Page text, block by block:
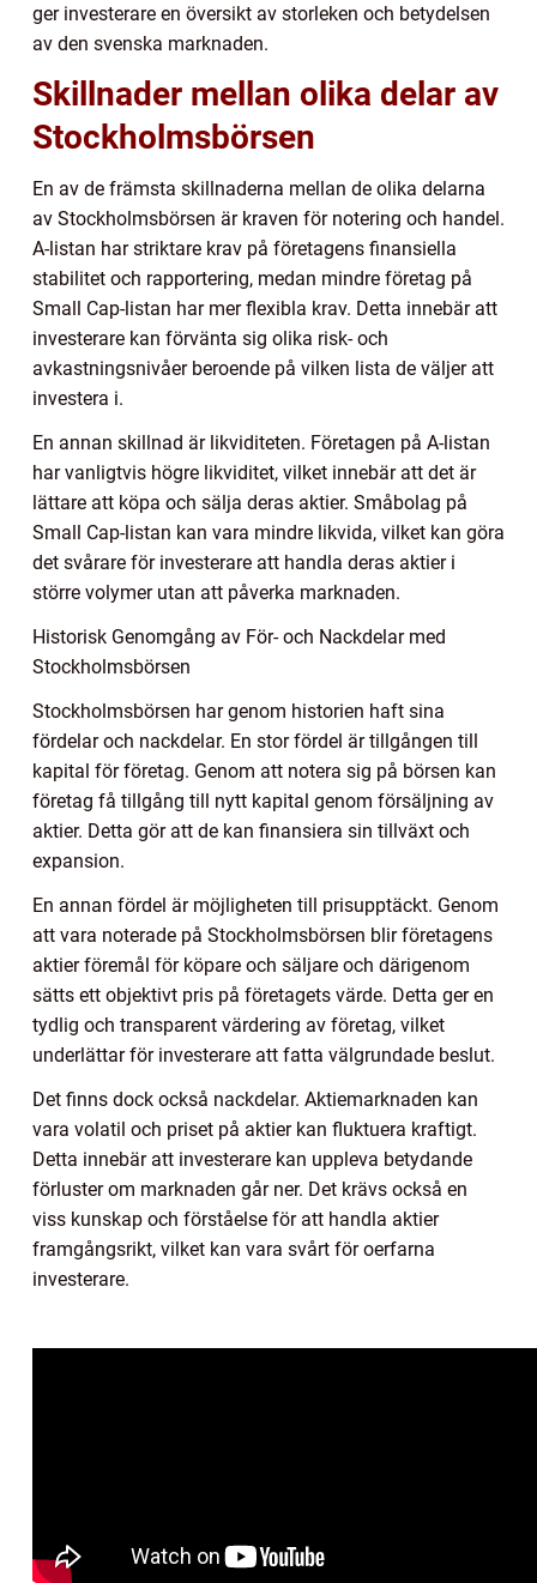
ger investerare en översikt av storleken och betydelsen
av den svenska marknaden.
Skillnader mellan olika delar av
Stockholmsbörsen
En av de främsta skillnaderna mellan de olika delarna
av Stockholmsbörsen är kraven för notering och handel.
A-listan har striktare krav på företagens finansiella
stabilitet och rapportering, medan mindre företag på
Small Cap-listan har mer flexibla krav. Detta innebär att
investerare kan förvänta sig olika risk- och
avkastningsnivåer beroende på vilken lista de väljer att
investera i.
En annan skillnad är likviditeten. Företagen på A-listan
har vanligtvis högre likviditet, vilket innebär att det är
lättare att köpa och sälja deras aktier. Småbolag på
Small Cap-listan kan vara mindre likvida, vilket kan göra
det svårare för investerare att handla deras aktier i
större volymer utan att påverka marknaden.
Historisk Genomgång av För- och Nackdelar med
Stockholmsbörsen
Stockholmsbörsen har genom historien haft sina
fördelar och nackdelar. En stor fördel är tillgången till
kapital för företag. Genom att notera sig på börsen kan
företag få tillgång till nytt kapital genom försäljning av
aktier. Detta gör att de kan finansiera sin tillväxt och
expansion.
En annan fördel är möjligheten till prisupptäckt. Genom
att vara noterade på Stockholmsbörsen blir företagens
aktier föremål för köpare och säljare och därigenom
sätts ett objektivt pris på företagets värde. Detta ger en
tydlig och transparent värdering av företag, vilket
underlättar för investerare att fatta välgrundade beslut.
Det finns dock också nackdelar. Aktiemarknaden kan
vara volatil och priset på aktier kan fluktuera kraftigt.
Detta innebär att investerare kan uppleva betydande
förluster om marknaden går ner. Det krävs också en
viss kunskap och förståelse för att handla aktier
framgångsrikt, vilket kan vara svårt för oerfarna
investerare.